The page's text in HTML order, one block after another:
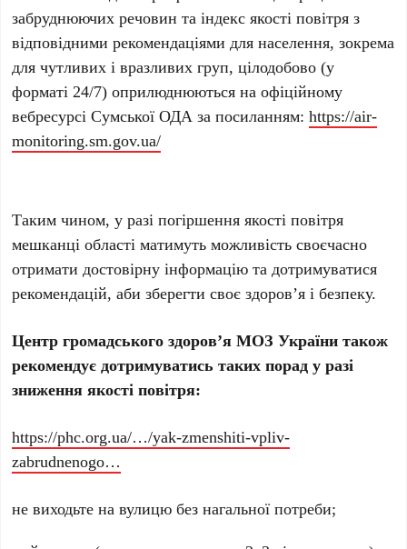
забруднюючих речовин та індекс якості повітря з
відповідними рекомендаціями для населення, зокрема
для чутливих і вразливих груп, цілодобово (у
форматі 24/7) оприлюднюються на офіційному
вебресурсі Сумської ОДА за посиланням:https://air-
monitoring.sm.gov.ua/
Таким чином, у разі погіршення якості повітря
мешканці області матимуть можливість своєчасно
отримати достовірну інформацію та дотримуватися
рекомендацій, аби зберегти своє здоров’я і безпеку.
Центр громадського здоров’я МОЗ України також
рекомендує дотримуватись таких порад у разі
зниження якості повітря:
https://phc.org.ua/…/yak-zmenshiti-vpliv-
zabrudnenogo…
не виходьте на вулицю без нагальної потреби;